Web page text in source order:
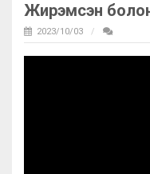
Жирэмсэн болон
2023/10/03